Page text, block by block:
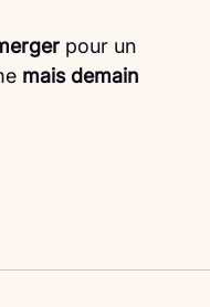
pour un
mais demain